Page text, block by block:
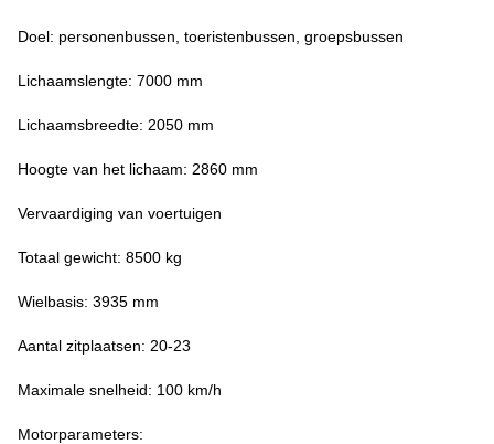
Doel: personenbussen, toeristenbussen, groepsbussen
Lichaamslengte: 7000 mm
Lichaamsbreedte: 2050 mm
Hoogte van het lichaam: 2860 mm
Vervaardiging van voertuigen
Totaal gewicht: 8500 kg
Wielbasis: 3935 mm
Aantal zitplaatsen: 20-23
Maximale snelheid: 100 km/h
Motorparameters: